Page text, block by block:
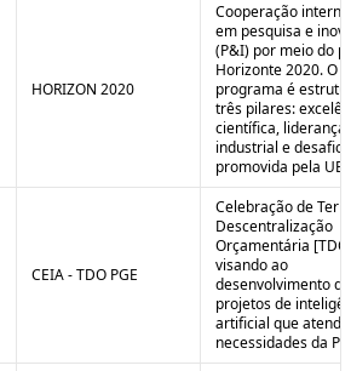
HORIZON 2020
Cooperação
em pesquisa e
(P&I) por meio do
Horizonte 2020. O
programa é
três pilares:
científica, liderança
industrial e
promovida pela UE.
CEIA - TDO PGE
Celebração de
Descentralização
Orçamentária
visando ao
desenvolvimento de
projetos de
artificial que
necessidades da